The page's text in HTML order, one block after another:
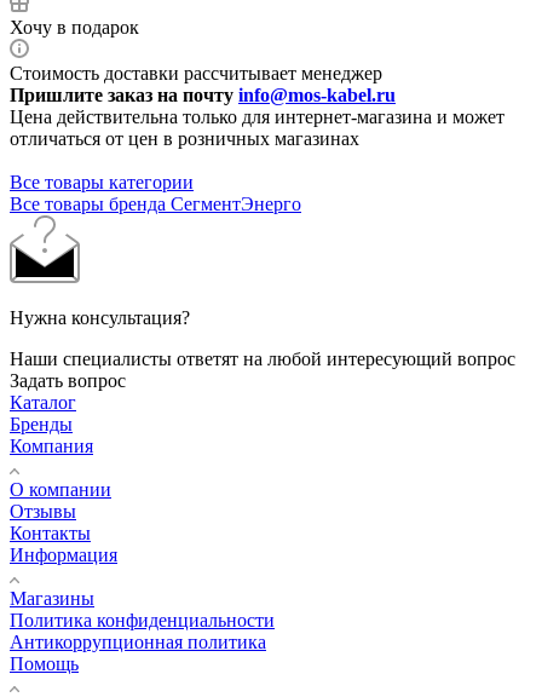
Хочу в подарок
Стоимость доставки рассчитывает менеджер
Пришлите заказ на почту info@mos-kabel.ru
Цена действительна только для интернет-магазина и может
отличаться от цен в розничных магазинах
Все товары категории
Все товары бренда СегментЭнерго
Нужна консультация?
Наши специалисты ответят на любой интересующий вопрос
Задать вопрос
Каталог
Бренды
Компания
О компании
Отзывы
Контакты
Информация
Магазины
Политика конфиденциальности
Антикоррупционная политика
Помощь